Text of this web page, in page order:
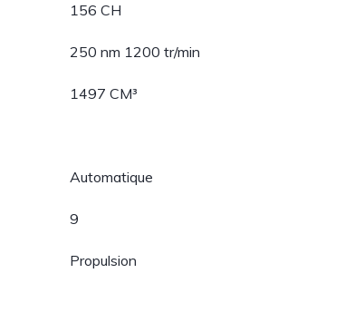
156 CH
250 nm 1200 tr/min
1497 CM³
Automatique
9
Propulsion